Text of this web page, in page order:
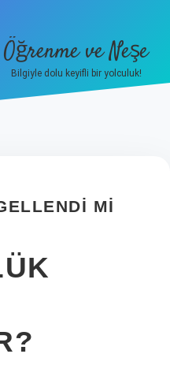
Öğrenme ve Neşe
Bilgiyle dolu keyifli bir yolculuk!
MI